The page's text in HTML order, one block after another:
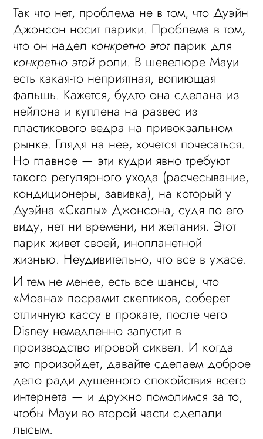
Так что нет, проблема не в том, что Дуэйн
Джонсон носит парики. Проблема в том,
что он надел конкретно этотпарик для
конкретно этой роли. В шевелюре Мауи
есть какая-то неприятная, вопиющая
фальшь. Кажется, будто она сделана из
нейлона и куплена на развес из
пластикового ведра на привокзальном
рынке. Глядя на нее, хочется почесаться.
Но главное — эти кудри явно требуют
такого регулярного ухода (расчесывание,
кондиционеры, завивка), на который у
Дуэйна «Скалы» Джонсона, судя по его
виду, нет ни времени, ни желания. Этот
парик живет своей, инопланетной
жизнью. Неудивительно, что все в ужасе.
И тем не менее, есть все шансы, что
«Моана» посрамит скептиков, соберет
отличную кассу в прокате, после чего
Disney немедленно запустит в
производство игровой сиквел. И когда
это произойдет, давайте сделаем доброе
дело ради душевного спокойствия всего
интернета — и дружно помолимся за то,
чтобы Мауи во второй части сделали
лысым.